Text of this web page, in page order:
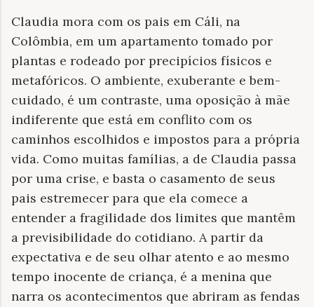
Claudia mora com os pais em Cáli, na
Colômbia, em um apartamento tomado por
plantas e rodeado por precipícios físicos e
metafóricos. O ambiente, exuberante e bem-
cuidado, é um contraste, uma oposição à mãe
indiferente que está em conflito com os
caminhos escolhidos e impostos para a própria
vida. Como muitas famílias, a de Claudia passa
por uma crise, e basta o casamento de seus
pais estremecer para que ela comece a
entender a fragilidade dos limites que mantêm
a previsibilidade do cotidiano. A partir da
expectativa e de seu olhar atento e ao mesmo
tempo inocente de criança, é a menina que
narra os acontecimentos que abriram as fendas